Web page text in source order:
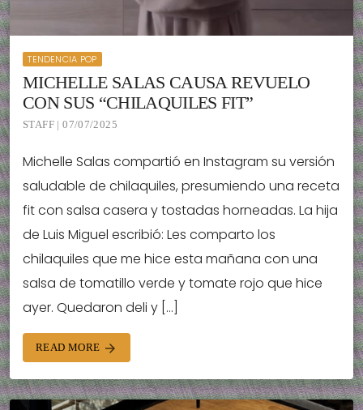
TENDENCIA POP
MICHELLE SALAS CAUSA REVUELO
CON SUS “CHILAQUILES FIT”
STAFF | 07/07/2025
Michelle Salas compartió en Instagram su versión
saludable de chilaquiles, presumiendo una receta
fit con salsa casera y tostadas horneadas. La hija
de Luis Miguel escribió: Les comparto los
chilaquiles que me hice esta mañana con una
salsa de tomatillo verde y tomate rojo que hice
ayer. Quedaron deli y […]
READ MORE arrow_forward